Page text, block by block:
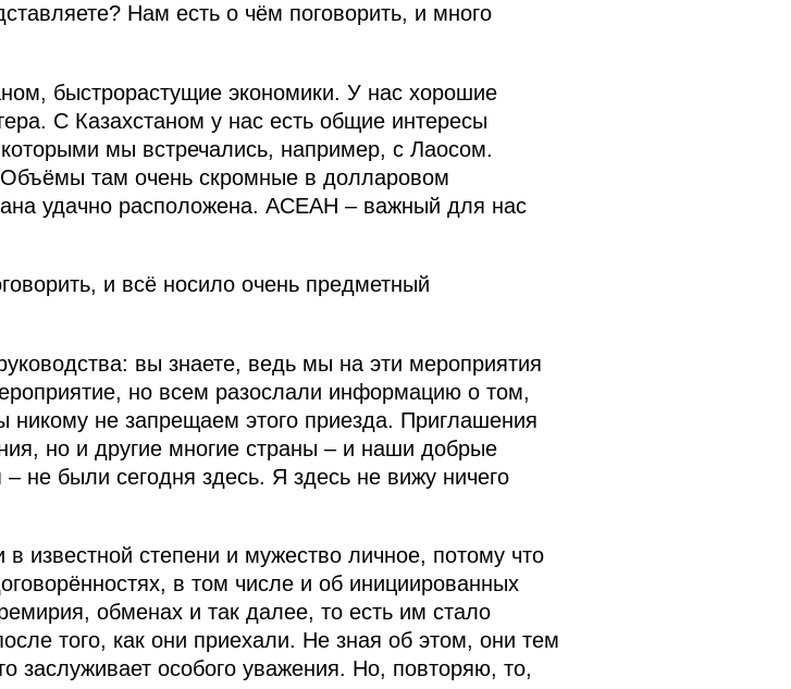
Нам есть о чём поговорить, и много
быстрорастущие экономики. У нас хорошие
С Казахстаном у нас есть общие интересы
мы встречались, например, с Лаосом.
там очень скромные в долларовом
удачно расположена. АСЕАН – важный для нас
и всё носило очень предметный
вы знаете, ведь мы на эти мероприятия
но всем разослали информацию о том,
не запрещаем этого приезда. Приглашения
но и другие многие страны – и наши добрые
не были сегодня здесь. Я здесь не вижу ничего
известной степени и мужество личное, потому что
в том числе и об инициированных
обменах и так далее, то есть им стало
того, как они приехали. Не зная об этом, они тем
заслуживает особого уважения. Но, повторяю, то,